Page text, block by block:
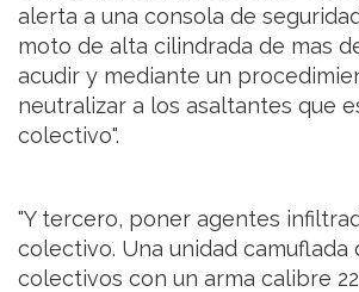
alerta a una consola de
moto de alta cilindrada de mas
acudir y mediante un
neutralizar a los asaltantes que
colectivo".
"Y tercero, poner agentes
colectivo. Una unidad camuflada
colectivos con un arma calibre